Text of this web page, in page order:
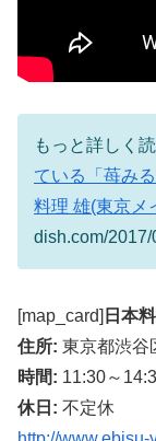
もっと詳しく
ている「苺み
料理 雄(東京メ
dish.com/
[map_card] 日本
住所: 東京都渋谷
時間: 11:30～
休日: 不定休